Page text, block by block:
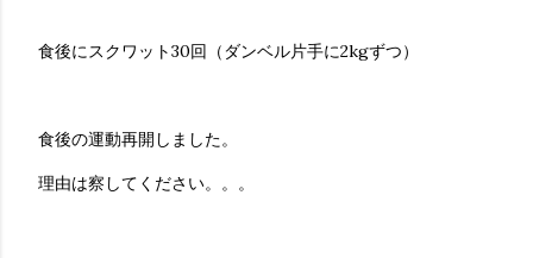
食後にスクワット30回（ダンベル片手に2kgずつ）
食後の運動再開しました。
理由は察してください。。。